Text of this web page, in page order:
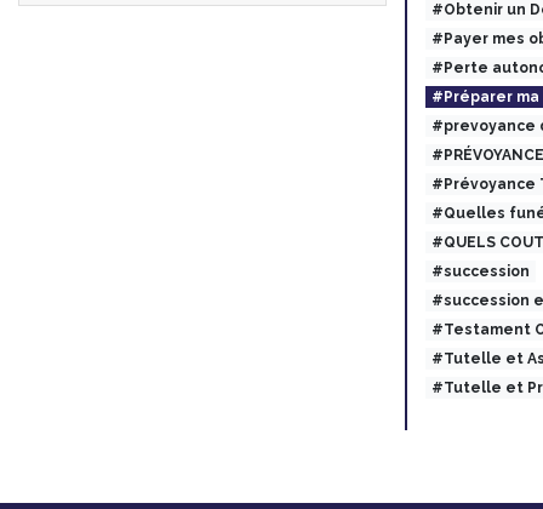
#Obtenir un
#Payer mes
#Perte
#Préparer ma
#prevoyance
#Prévoyance
#Quelles
#QUELS
#succession
#succession
#Testament
#Tutelle et
#Tutelle et